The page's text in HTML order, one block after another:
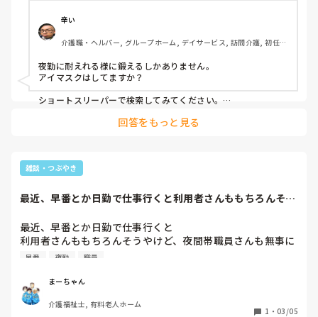
辛い
介護職・ヘルパー, グループホーム, デイサービス, 訪問介護, 初任者
夜勤に耐えれる様に鍛えるしかありません。
アイマスクはしてますか？
ショートスリーパーで検索してみてください。
低3時間あれば、バリバリ働ける様になりますよ。
回答をもっと見る
雑談・つぶやき
最近、早番とか日勤で仕事行くと利用者さんももちろんそう
最近、早番とか日勤で仕事行くと
利用者さんももちろんそうやけど、夜間帯職員さんも無事に
朝迎えれて良かったって一安心してしまう😂笑
自分の夜勤中に目眩すごかって夜勤者倒れたらどうするんや
ろ…ってめちゃくちゃ不安になったことがあるから
夜勤者が無事に朝迎えられて良かったー…って思うようにな
早番 夜勤 職員
まーちゃん
介護福祉士, 有料老人ホーム
1 ・ 03/05